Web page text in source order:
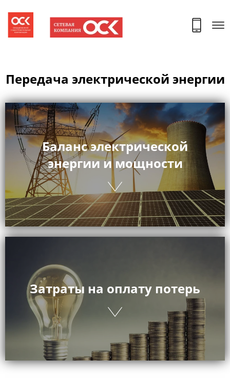
Передача электрической энергии
Баланс электрической
энергии и мощности
Затраты на оплату потерь